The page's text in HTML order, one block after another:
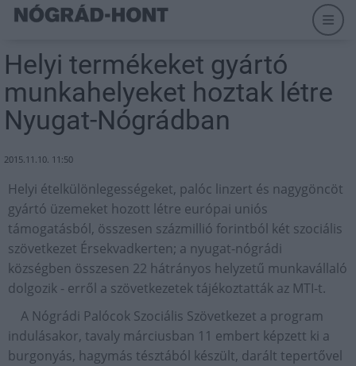
Helyi termékeket gyártó
munkahelyeket hoztak létre
Nyugat-Nógrádban
2015.11.10. 11:50
Helyi ételkülönlegességeket, palóc linzert és nagygöncöt
gyártó üzemeket hozott létre európai uniós
támogatásból, összesen százmillió forintból két szociális
szövetkezet Érsekvadkerten; a nyugat-nógrádi
községben összesen 22 hátrányos helyzetű munkavállaló
dolgozik - erről a szövetkezetek tájékoztatták az MTI-t.
A Nógrádi Palócok Szociális Szövetkezet a program
indulásakor, tavaly márciusban 11 embert képzett ki a
burgonyás, hagymás tésztából készült, darált tepertővel